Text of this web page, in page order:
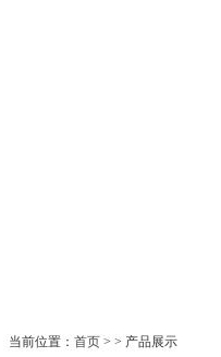
当前位置： 首页> > 产品展示